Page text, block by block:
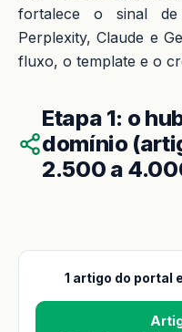
fortalece o sinal de
Perplexity, Claude e
fluxo, o template e o
Etapa 1: o
domínio
2.500 a
1 artigo do portal